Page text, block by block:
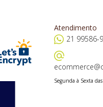
Atendimento
21 99586-
Segunda à Sexta